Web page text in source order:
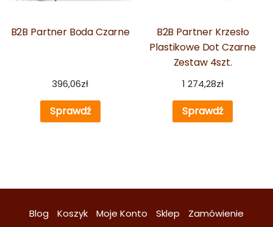
B2B Partner Boda Czarne
396,06zł
Sprawdź
B2B Partner Krzesło
Plastikowe Dot Czarne
Zestaw 4szt.
1 274,28zł
Sprawdź
Blog Koszyk Moje Konto Sklep Zamówienie